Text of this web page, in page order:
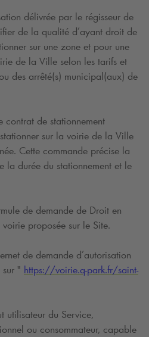
délivrée par le régisseur de
de la qualité d’ayant droit de
sur une zone et pour une
de la Ville selon les tarifs et
des arrêté(s) municipal(aux) de
contrat de stationnement
sur la voirie de la Ville
Cette commande précise la
la durée du stationnement et le
de demande de Droit en
proposée sur le Site.
de demande d’autorisation
" https://voirie.q-park.fr/saint-
utilisateur du Service,
ou consommateur, capable